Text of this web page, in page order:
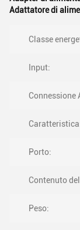
Adattatore di
Classe
Input:
Connessione
Porto:
Contenuto
Peso: